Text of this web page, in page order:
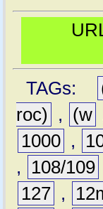
TAGs:
roc)
, (w
1000 ,
,
108/109
127 ,